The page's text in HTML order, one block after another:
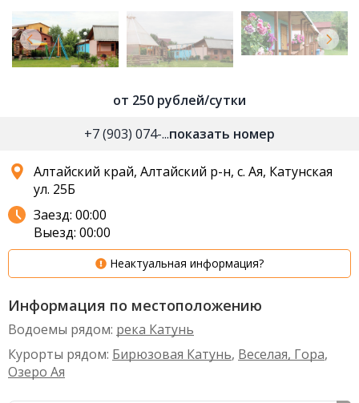
от 250 рублей/сутки
+7 (903) 074-...показать номер
Алтайский край, Алтайский р-н, с. Ая, Катунская
ул. 25Б
Заезд: 00:00
Выезд: 00:00
Неактуальная информация?
Информация по местоположению
Водоемы рядом: река Катунь
Курорты рядом: Бирюзовая Катунь, Веселая, Гора,
Озеро Ая